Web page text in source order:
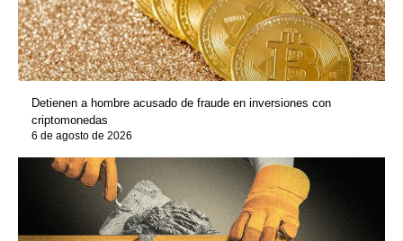
Detienen a hombre acusado de fraude en inversiones con
criptomonedas
6 de agosto de 2026